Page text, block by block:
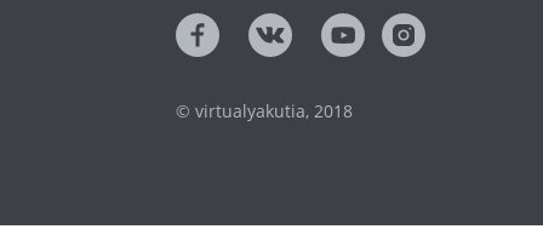
© virtualyakutia, 2018